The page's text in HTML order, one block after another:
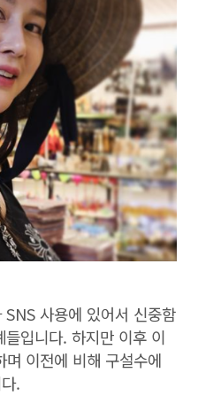
사용에 있어서 신중함
입니다. 하지만 이후 이
이전에 비해 구설수에
.